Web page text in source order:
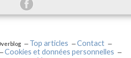
Top articles
Contact
Cookies et données personnelles